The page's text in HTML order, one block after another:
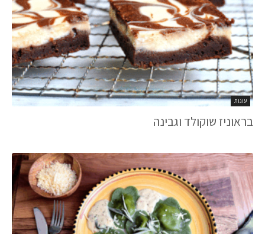
עוגות
בראוניז שוקולד וגבינה